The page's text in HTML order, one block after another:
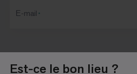
Est-ce le bon lieu ?
Е-mail